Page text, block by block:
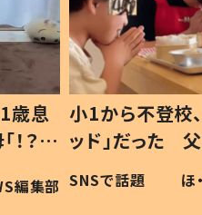
歳息
？」
編集部
小1から不登校
ッド」だった
作り続ける理
#令和の子
SNSで話題 ほ